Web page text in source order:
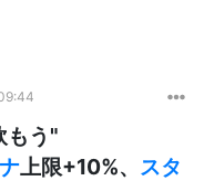
もう"
上限+10%、 スタ